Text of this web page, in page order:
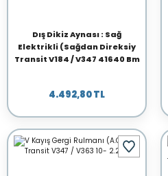
Dış Dikiz Aynası : Sağ
Elektrikli (Sağdan Direksiy
Transit V184 / V347 41640 Bm
4.492,80 TL